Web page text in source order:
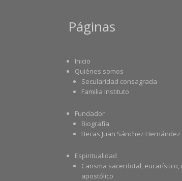
Páginas
Inicio
Quiénes somos
Secularidad consagrada
Familia Instituto
Fundador
Biografía
Becas Juan Sánchez Hernández
Espiritualidad
Carisma sacerdotal,
apostólico